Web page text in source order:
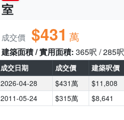
室
成交價 $431 萬
建築面積 / 實用面積: 365呎 / 285呎
成交日期 成交價 建築呎價
2026-04-28
$431萬 $11,808
2011-05-24
$315萬 $8,641